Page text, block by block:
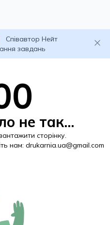
Співавтор Нейт
завдань
не так...
сторінку.
нам: drukarnia.ua@gmail.com